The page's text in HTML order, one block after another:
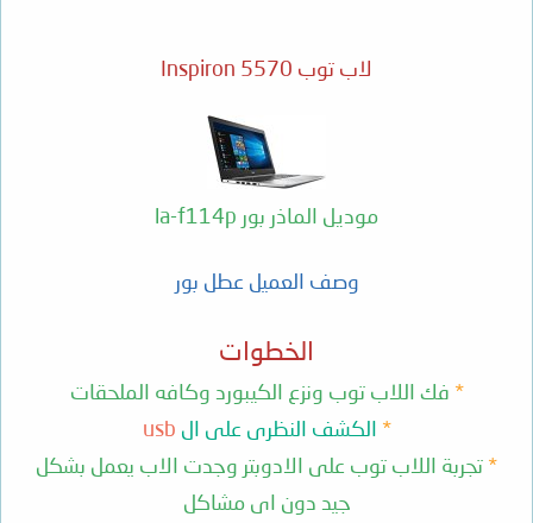
لاب توب Inspiron 5570
موديل الماذر بور la-f114p
وصف العميل عطل بور
الخطوات
* فك اللاب توب ونزع الكيبورد وكافه الملحقات
* الكشف النظرى على ال usb
* تجربة اللاب توب على الادوبتر وجدت الاب يعمل بشكل
جيد دون اى مشاكل